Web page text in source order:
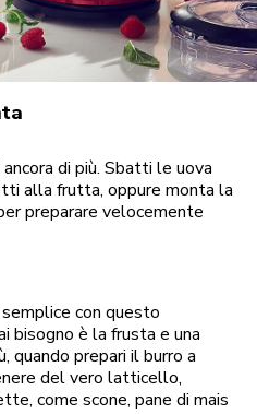
di più. Sbatti le uova
alla frutta, oppure monta la
preparare velocemente
con questo
bisogno è la frusta e una
quando prepari il burro a
del vero latticello,
come scone, pane di mais